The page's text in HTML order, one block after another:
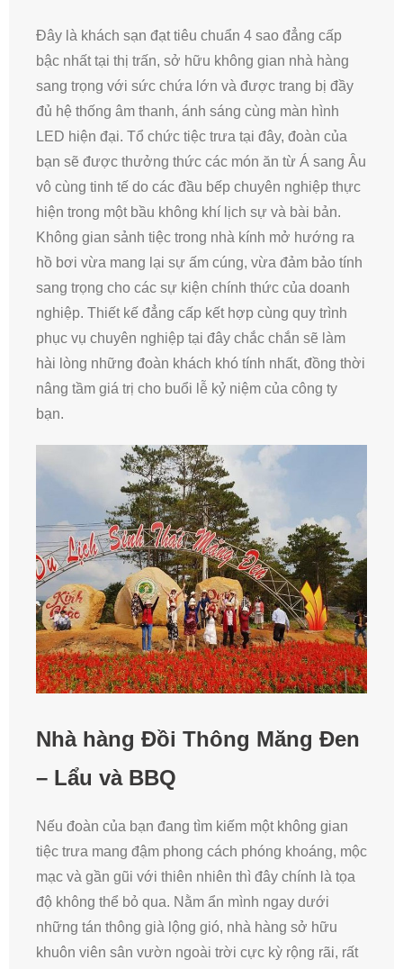
Đây là khách sạn đạt tiêu chuẩn 4 sao đẳng cấp
bậc nhất tại thị trấn, sở hữu không gian nhà hàng
sang trọng với sức chứa lớn và được trang bị đầy
đủ hệ thống âm thanh, ánh sáng cùng màn hình
LED hiện đại. Tổ chức tiệc trưa tại đây, đoàn của
bạn sẽ được thưởng thức các món ăn từ Á sang Âu
vô cùng tinh tế do các đầu bếp chuyên nghiệp thực
hiện trong một bầu không khí lịch sự và bài bản.
Không gian sảnh tiệc trong nhà kính mở hướng ra
hồ bơi vừa mang lại sự ấm cúng, vừa đảm bảo tính
sang trọng cho các sự kiện chính thức của doanh
nghiệp. Thiết kế đẳng cấp kết hợp cùng quy trình
phục vụ chuyên nghiệp tại đây chắc chắn sẽ làm
hài lòng những đoàn khách khó tính nhất, đồng thời
nâng tầm giá trị cho buổi lễ kỷ niệm của công ty
bạn.
Nhà hàng Đồi Thông Măng Đen
– Lẩu và BBQ
Nếu đoàn của bạn đang tìm kiếm một không gian
tiệc trưa mang đậm phong cách phóng khoáng, mộc
mạc và gần gũi với thiên nhiên thì đây chính là tọa
độ không thể bỏ qua. Nằm ẩn mình ngay dưới
những tán thông già lộng gió, nhà hàng sở hữu
khuôn viên sân vườn ngoài trời cực kỳ rộng rãi, rất